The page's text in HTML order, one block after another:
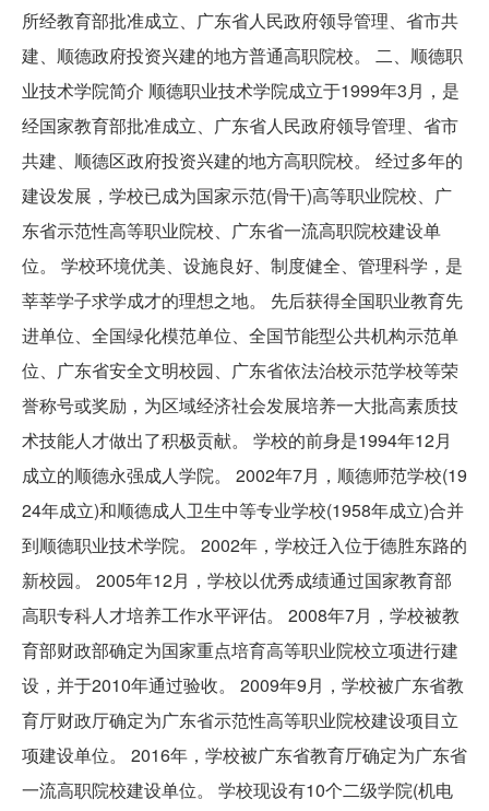
所经教育部批准成立、广东省人民政府领导管理、省市共
建、顺德政府投资兴建的地方普通高职院校。 二、顺德职
业技术学院简介 顺德职业技术学院成立于1999年3月，是
经国家教育部批准成立、广东省人民政府领导管理、省市
共建、顺德区政府投资兴建的地方高职院校。 经过多年的
建设发展，学校已成为国家示范(骨干)高等职业院校、广
东省示范性高等职业院校、广东省一流高职院校建设单
位。 学校环境优美、设施良好、制度健全、管理科学，是
莘莘学子求学成才的理想之地。 先后获得全国职业教育先
进单位、全国绿化模范单位、全国节能型公共机构示范单
位、广东省安全文明校园、广东省依法治校示范学校等荣
誉称号或奖励，为区域经济社会发展培养一大批高素质技
术技能人才做出了积极贡献。 学校的前身是1994年12月
成立的顺德永强成人学院。 2002年7月，顺德师范学校(19
24年成立)和顺德成人卫生中等专业学校(1958年成立)合并
到顺德职业技术学院。 2002年，学校迁入位于德胜东路的
新校园。 2005年12月，学校以优秀成绩通过国家教育部
高职专科人才培养工作水平评估。 2008年7月，学校被教
育部财政部确定为国家重点培育高等职业院校立项进行建
设，并于2010年通过验收。 2009年9月，学校被广东省教
育厅财政厅确定为广东省示范性高等职业院校建设项目立
项建设单位。 2016年，学校被广东省教育厅确定为广东省
一流高职院校建设单位。 学校现设有10个二级学院(机电